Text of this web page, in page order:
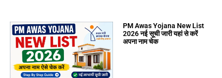
PM Awas Yojana New List
2026 नई सूची जारी यहां से करें
अपना नाम चेक